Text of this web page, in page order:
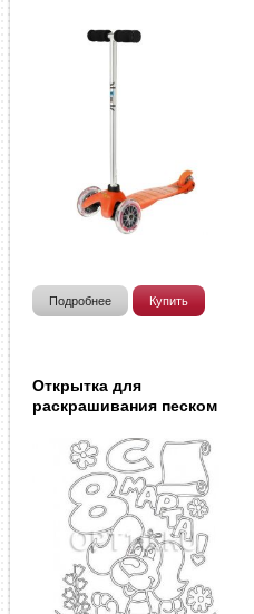
Подробнее Купить
Открытка для
раскрашивания песком